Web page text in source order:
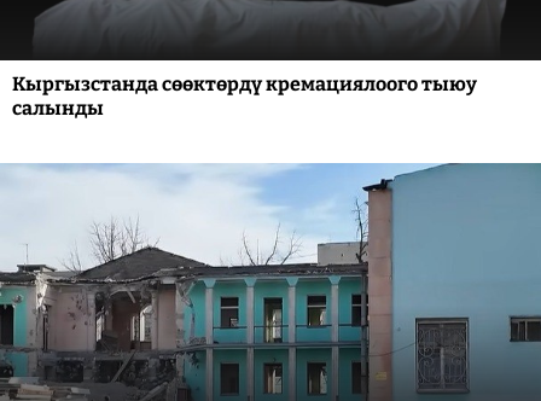
Кыргызстанда сөөктөрдү кремациялоого тыюу
салынды